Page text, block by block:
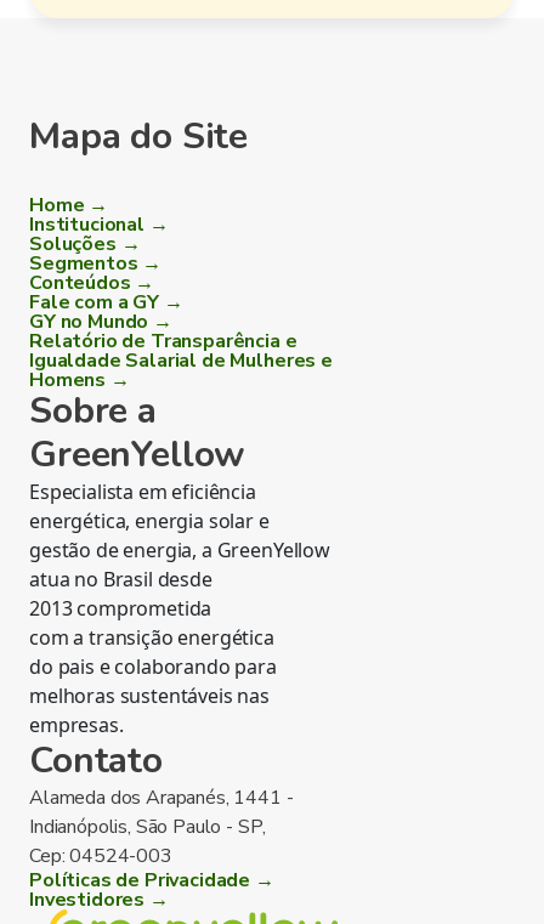
Mapa do Site
Home →
Institucional →
Soluções →
Segmentos →
Conteúdos →
Fale com a GY →
GY no Mundo →
Relatório de Transparência e
Igualdade Salarial de Mulheres e
Homens →
Sobre a
GreenYellow
Especialista em eficiência
energética, energia solar e
gestão de energia, a GreenYellow
atua no Brasil desde
2013 comprometida
com a transição energética
do pais e colaborando para
melhoras sustentáveis nas
empresas.
Contato
Alameda dos Arapanés, 1441 -
Indianópolis, São Paulo - SP,
Cep: 04524-003
Políticas de Privacidade →
Investidores →